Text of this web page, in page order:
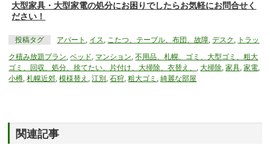
大型家具・大型家電の処分にお困りでしたらお気軽にお問合せく
ださい！
投稿タグ アパート , イス, こたつ、テーブル、布団、故障,デスク , トラッ
ク積み放題プラン,ベッド, マンション,不用品、札幌、ゴミ、大型ゴミ、粗大
ゴミ、回収、処分、捨てたい、片付け、大掃除、衣替え、 ,大掃除,家具,家電,
小樽,札幌近郊,模様替え ,江別 ,石狩,粗大ゴミ ,綺麗な部屋
関連記事